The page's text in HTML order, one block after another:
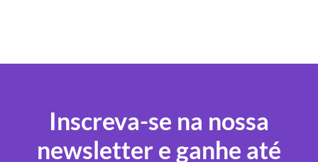
Inscreva-se na nossa
newsletter e ganhe até